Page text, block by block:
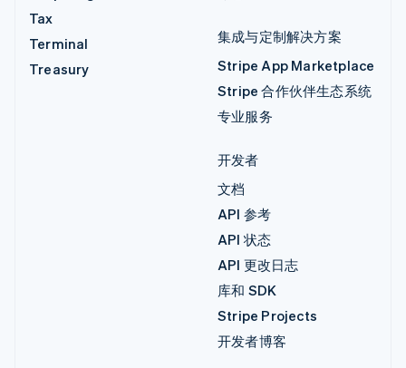
Tax
Terminal
Treasury
集成与定制解决方案
Stripe App Marketplace
Stripe 合作伙伴生态系统
专业服务
开发者
文档
API 参考
API 状态
API 更改日志
库和 SDK
Stripe Projects
开发者博客